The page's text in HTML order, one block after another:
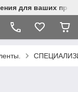
для ваших